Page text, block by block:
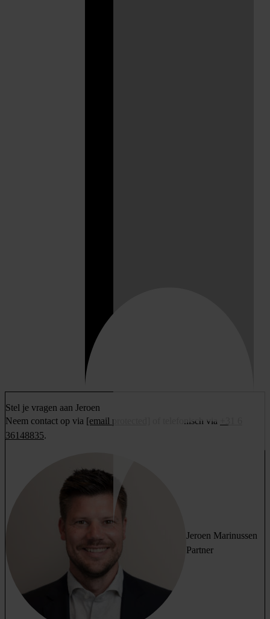
Stel je vragen aan Jeroen
Neem contact op via [email protected] of telefonisch via
36148835.
Jeroen Marinussen
Partner